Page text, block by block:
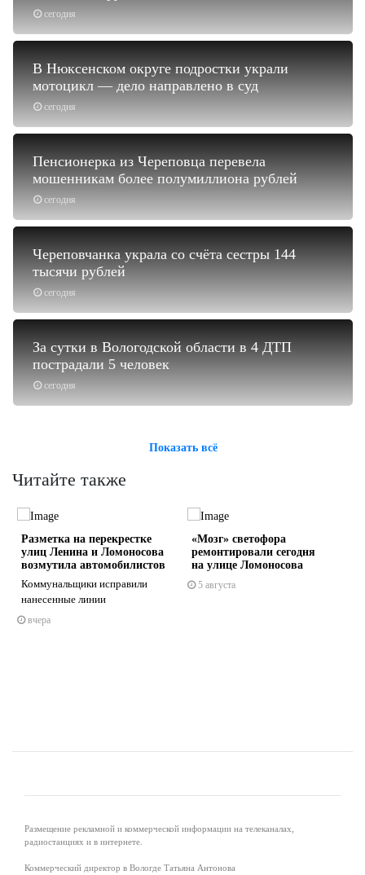
сегодня
сегодня
В Нюксенском округе подростки украли
мотоцикл — дело направлено в суд
сегодня
Пенсионерка из Череповца перевела
мошенникам более полумиллиона рублей
сегодня
Череповчанка украла со счёта сестры 144
тысячи рублей
сегодня
За сутки в Вологодской области в 4 ДТП
пострадали 5 человек
Показать всё
Читайте также
Разметка на перекрестке
улиц Ленина и Ломоносова
возмутила автомобилистов
Коммунальщики исправили
нанесенные линии
вчера
«Мозг» светофора
ремонтировали сегодня
на улице Ломоносова
5 августа
Размещение рекламной и коммерческой информации на телеканалах,
радиостанциях и в интернете.
Коммерческий директор в Вологде Татьяна Антонова